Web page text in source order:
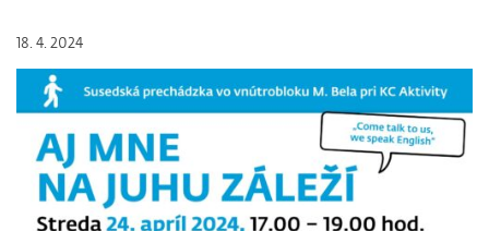
18. 4. 2024